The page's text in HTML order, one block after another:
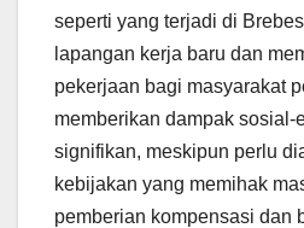
seperti yang terjadi di
lapangan kerja baru dan
pekerjaan bagi masyarakat
memberikan dampak sosial-
signifikan, meskipun perlu
kebijakan yang memihak
pemberian kompensasi dan